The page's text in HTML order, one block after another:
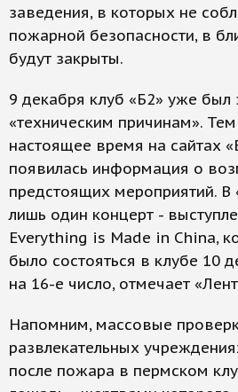
заведения, в которых не
пожарной безопасности, в
будут закрыты.
9 декабря клуб «Б2» уже был
«техническим причинам».
настоящее время на сайтах
появилась информация о
предстоящих мероприятий. В
лишь один концерт -
Everything is Made in China,
было состояться в клубе 10
на 16-е число, отмечает
Напомним, массовые
развлекательных
после пожара в пермском